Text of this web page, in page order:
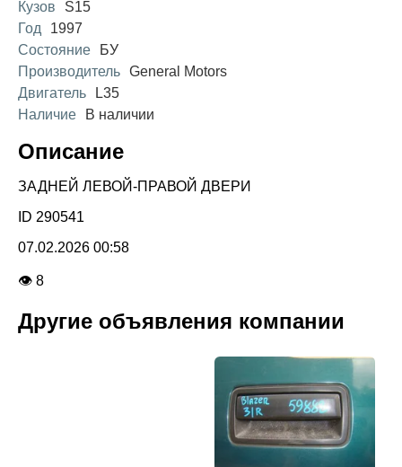
Кузов
S15
Год
1997
Состояние
БУ
Производитель General Motors
Двигатель
L35
Наличие
В наличии
Описание
ЗАДНЕЙ ЛЕВОЙ-ПРАВОЙ ДВЕРИ
ID 290541
07.02.2026 00:58
👁 8
Другие объявления компании